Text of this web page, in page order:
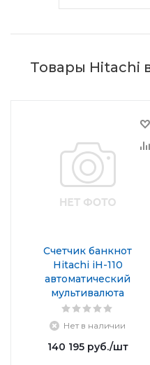
Товары Hitachi
Счетчик банкнот
Hitachi iH-110
автоматический
мультивалюта
Нет в наличии
140 195руб./шт